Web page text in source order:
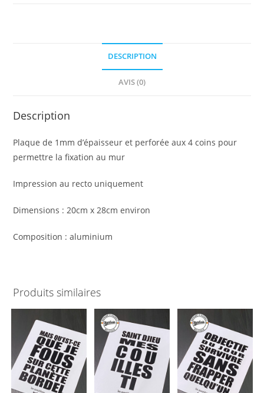
DESCRIPTION
AVIS (0)
Description
Plaque de 1mm d’épaisseur et perforée aux 4 coins pour
permettre la fixation au mur
Impression au recto uniquement
Dimensions : 20cm x 28cm environ
Composition : aluminium
Produits similaires